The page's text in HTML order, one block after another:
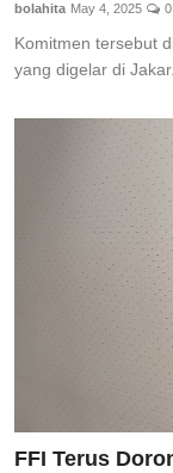
bolahita May 4, 2025 0
Komitmen tersebut
yang digelar di
FFI Terus